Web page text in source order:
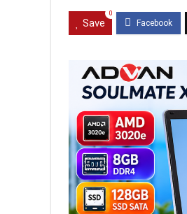
Save
0